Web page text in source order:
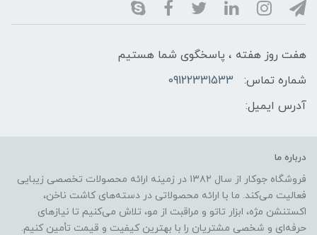
هفت روز هفته ، پاسخگوی شما هستیم
شماره تماس:
09122331533
آدرس ایمیل:
درباره ما
فروشگاه جوکار از سال ۱۳۸۲ در زمینه ارائه محصولات تخصصی زیبایی
فعالیت می‌کند. ما با ارائه محصولاتی در دسته‌های کاشت ناخن،
اکستنشن مژه، ابزار تاتو و مراقبت از مو، تلاش می‌کنیم تا نیازهای
حرفه‌ای و شخصی مشتریان را با بهترین کیفیت و قیمت تأمین کنیم.